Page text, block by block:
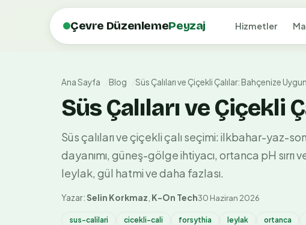
Çevre DüzenlemePeyzaj Hizmetler
Ana Sayfa Blog Süs Çalıları ve Çiçekli Çalılar: Bahçenize
Süs Çalıları ve Çiçekli
Süs çalıları ve çiçekli çalı seçimi: ilkbahar-yaz-
dayanımı, güneş-gölge ihtiyacı, ortanca pH
leylak, gül hatmi ve daha fazlası.
Yazar:Selin Korkmaz K-On Tech30 Haziran 2026
sus-calilari cicekli-cali forsythia leylak ortanca